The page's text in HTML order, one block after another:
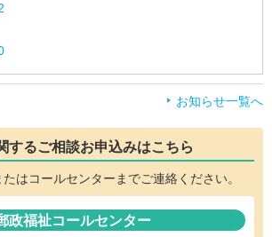
お知らせ一覧へ
するご相談お申込みはこちら
はコールセンターまでご連絡ください。
政福祉コールセンター